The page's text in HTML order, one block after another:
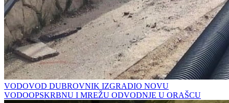
VODOVOD DUBROVNIK IZGRADIO NOVU
VODOOPSKRBNU I MREŽU ODVODNJE U ORAŠCU